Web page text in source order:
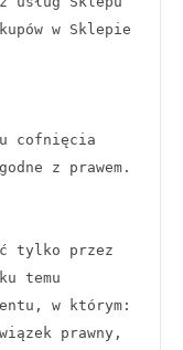
w Sklepie
cofnięcia
tylko przez
temu
w którym:
prawny,